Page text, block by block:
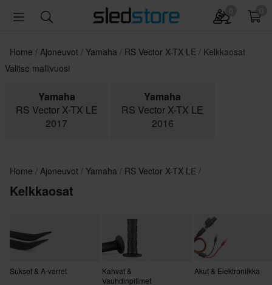
Home Ajoneuvot Yamaha RS Vector X-TX LE
Kelkkaosat
Valitse mallivuosi
Yamaha
RS Vector X-TX LE
2017
Yamaha
RS Vector X-TX LE
2016
Home Ajoneuvot Yamaha RS Vector X-TX LE
Kelkkaosat
Sukset & A-varret
Kahvat &
Vauhdinpitimet
Akut & Elektroniikka